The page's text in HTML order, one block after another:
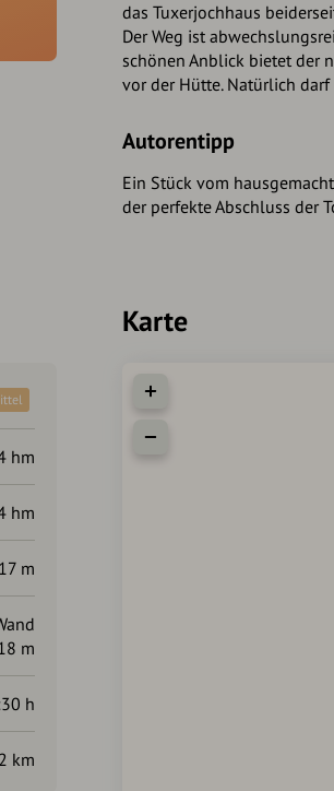
das Tuxerjochhaus
Der Weg ist
schönen Anblick bietet der
vor der Hütte. Natürlich
Autorentipp
Ein Stück vom
der perfekte Abschluss der
hm
hm
m
m
h
km
Karte